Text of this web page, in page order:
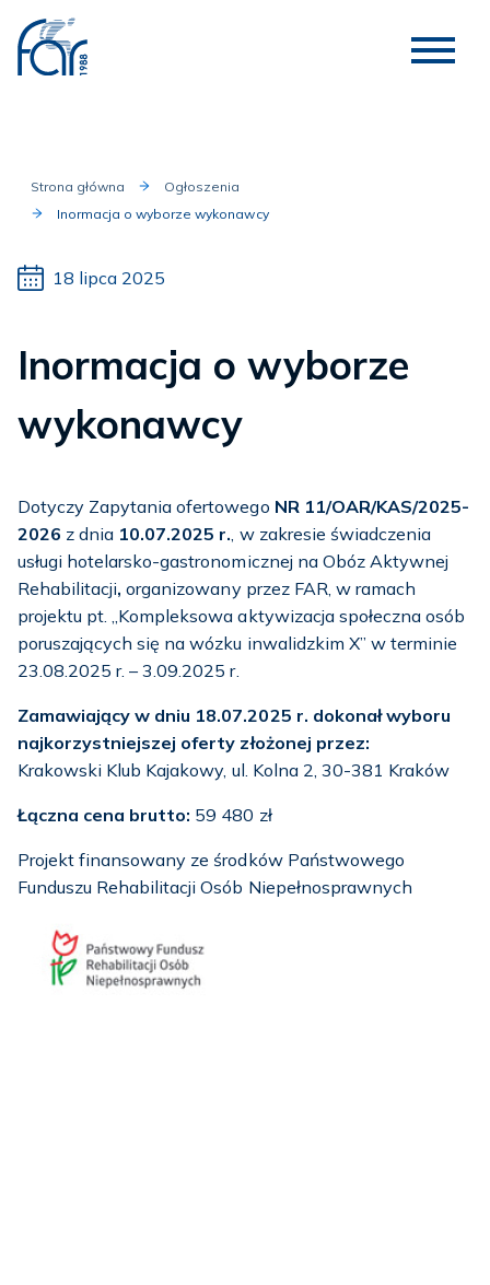
Strona główna
Ogłoszenia
Inormacja o wyborze wykonawcy
18 lipca 2025
Inormacja o wyborze
wykonawcy
Dotyczy Zapytania ofertowego NR 11/OAR/KAS/2025-
2026 z dnia 10.07.2025 r. , w zakresie świadczenia
usługi hotelarsko-gastronomicznej na Obóz Aktywnej
Rehabilitacji, organizowany przez FAR, w ramach
projektu pt. „Kompleksowa aktywizacja społeczna osób
poruszających się na wózku inwalidzkim X” w terminie
23.08.2025 r. – 3.09.2025 r.
Zamawiający w dniu 18.07.2025 r. dokonał wyboru
najkorzystniejszej oferty złożonej przez:
Krakowski Klub Kajakowy, ul. Kolna 2, 30-381 Kraków
Łączna cena brutto: 59 480 zł
Projekt finansowany ze środków Państwowego
Funduszu Rehabilitacji Osób Niepełnosprawnych